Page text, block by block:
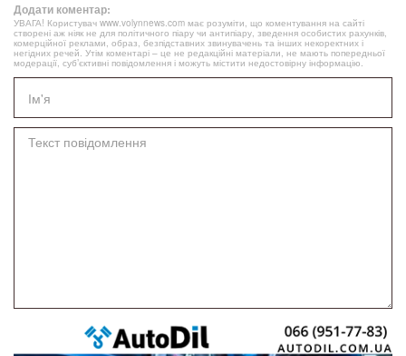
Додати коментар:
УВАГА! Користувач www.volynnews.com має розуміти, що коментування на сайті
створені аж ніяк не для політичного піару чи антипіару, зведення особистих рахунків,
комерційної реклами, образ, безпідставних звинувачень та інших некоректних і
негідних речей. Утім коментарі – це не редакційні матеріали, не мають попередньої
модерації, суб’єктивні повідомлення і можуть містити недостовірну інформацію.